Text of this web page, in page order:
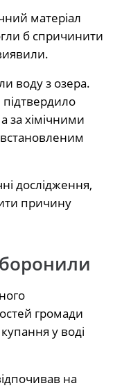
матеріал
б спричинити
воду з озера.
підтвердило
за хімічними
дослідження,
причину
громади
у воді
на